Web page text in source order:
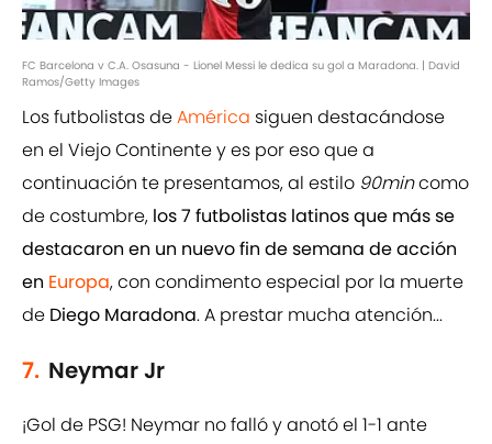
FC Barcelona v C.A. Osasuna - Lionel Messi le dedica su gol a Maradona. | David
Ramos/Getty Images
Los futbolistas deAmérica siguen destacándose
en el Viejo Continente y es por eso que a
continuación te presentamos, al estilo 90mincomo
de costumbre, los 7 futbolistas latinos que más se
destacaron en un nuevo fin de semana de acción
en Europa, con condimento especial por la muerte
de Diego Maradona. A prestar mucha atención...
7. Neymar Jr
¡Gol de PSG! Neymar no falló y anotó el 1-1 ante